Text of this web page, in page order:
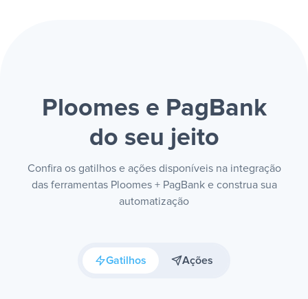
Ploomes e PagBank
do seu jeito
Confira os gatilhos e ações disponíveis na integração
das ferramentas Ploomes + PagBank e construa sua
automatização
Gatilhos Ações